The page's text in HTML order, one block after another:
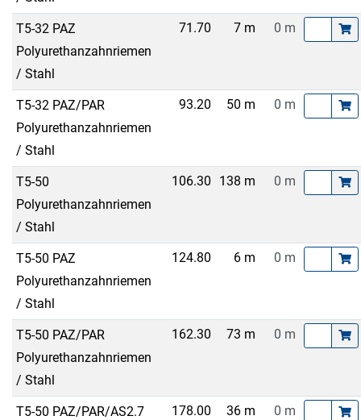
T5-32 PAZ
Polyurethanzahnriemen
/ Stahl
71.70 7 m 0 m
T5-32 PAZ/PAR
Polyurethanzahnriemen
/ Stahl
93.20 50 m 0 m
T5-50
Polyurethanzahnriemen
/ Stahl
106.30 138 m 0 m
T5-50 PAZ
Polyurethanzahnriemen
/ Stahl
124.80 6 m 0 m
T5-50 PAZ/PAR
Polyurethanzahnriemen
/ Stahl
162.30 73 m 0 m
T5-50 PAZ/PAR/AS2.7
178.00 36 m 0 m